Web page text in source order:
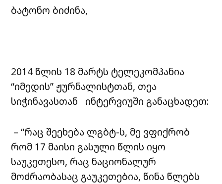
ბატონო ბიძინა,
2014 წლის 18 მარტს ტელეკომპანია
“იმედის” ჟურნალისტთან, თეა
სიჭინავასთან ინტერვიუში განაცხადეთ:
– “რაც შეეხება ლგბტ-ს, მე ვფიქრობ
რომ 17 მაისი გასული წლის იყო
საუკეთესო, რაც ნაციონალურ
მოძრაობასაც გაუკეთებია, წინა წლებს